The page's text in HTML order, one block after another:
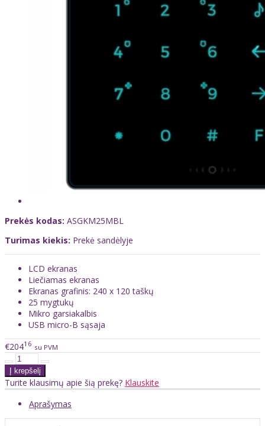
Prekės kodas: ASGKM25MBL
Turimas kiekis: Prekė sandėlyje
LCD ekranas
Liečiamas ekranas
Ekranas grafinis: 240 x 120 taškų
25 mygtukų
Mikro garsiakalbis
USB micro-B sąsaja
€20416 su PVM
Turite klausimų apie šią prekę? Klauskite
Aprašymas